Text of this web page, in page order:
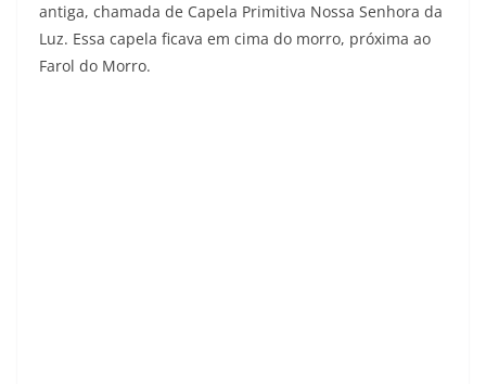
antiga, chamada de Capela Primitiva Nossa Senhora da
Luz. Essa capela ficava em cima do morro, próxima ao
Farol do Morro.